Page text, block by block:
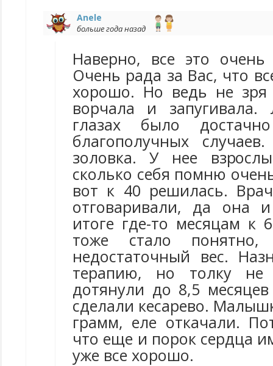
Anele
больше года назад
Наверно, все это очень
Очень рада за Вас, что
хорошо. Но ведь не зря
ворчала и
глазах было
благополучных
золовка. У нее
сколько себя помню
вот к 40 решилась.
отговаривали, да она
итоге где-то месяцам к
тоже стало
недостаточный вес.
терапию, но толку
дотянули до 8,5
сделали кесарево.
грамм, еле откачали.
что еще и порок сердца
уже все хорошо.